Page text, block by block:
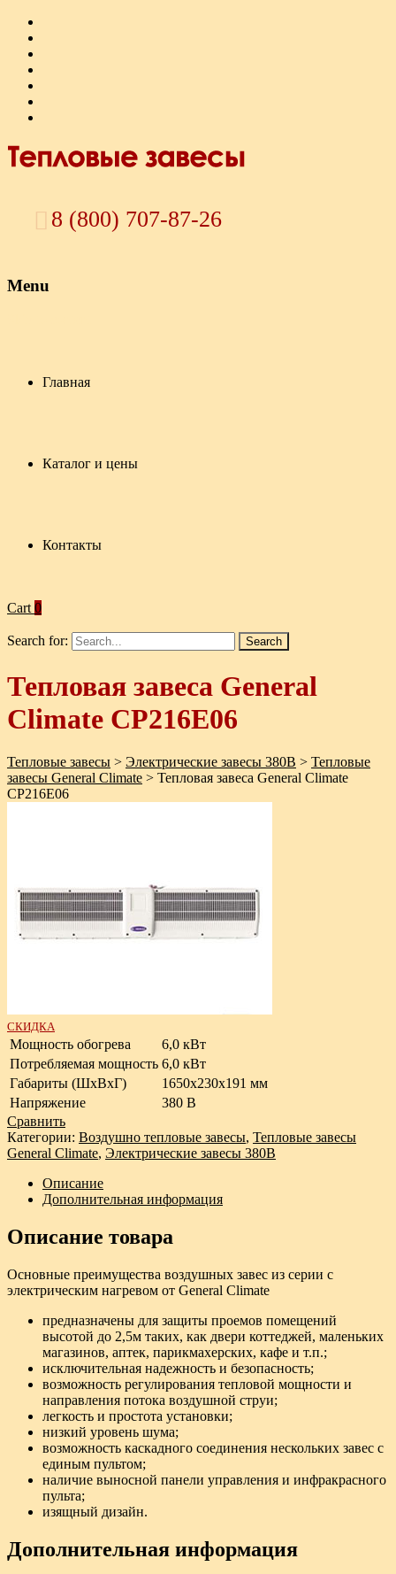
8 (800) 707-87-26
Menu
Главная
Каталог и цены
Контакты
Cart 0
Search for:
Тепловая завеса General
Climate CP216E06
Тепловые завесы > Электрические завесы 380В > Тепловые
завесы General Climate > Тепловая завеса General Climate
CP216E06
СКИДКА
Мощность обогрева
6,0 кВт
Потребляемая мощность 6,0 кВт
Габариты (ШxВxГ)
1650x230x191 мм
Напряжение
380 В
Сравнить
Категории: Воздушно тепловые завесы, Тепловые завесы
General Climate, Электрические завесы 380В
Описание
Дополнительная информация
Описание товара
Основные преимущества воздушных завес из серии с
электрическим нагревом от General Climate
предназначены для защиты проемов помещений
высотой до 2,5м таких, как двери коттеджей, маленьких
магазинов, аптек, парикмахерских, кафе и т.п.;
исключительная надежность и безопасность;
возможность регулирования тепловой мощности и
направления потока воздушной струи;
легкость и простота установки;
низкий уровень шума;
возможность каскадного соединения нескольких завес с
единым пультом;
наличие выносной панели управления и инфракрасного
пульта;
изящный дизайн.
Дополнительная информация